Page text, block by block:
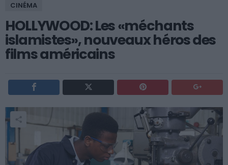
CINÉMA
HOLLYWOOD: Les «méchants
islamistes», nouveaux héros des
films américains